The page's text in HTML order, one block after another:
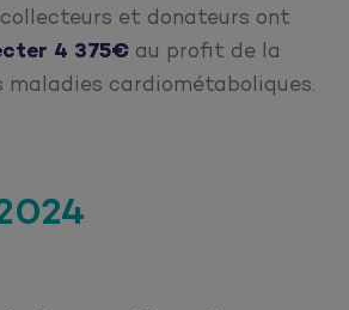
collecteurs et donateurs ont
4 375€ au profit de la
cardiométaboliques.